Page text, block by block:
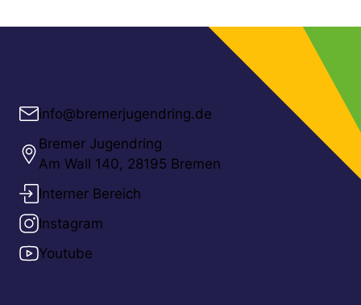
info@bremerjugendring.de
Bremer Jugendring
Am Wall 140, 28195 Bremen
Interner Bereich
Instagram
Youtube